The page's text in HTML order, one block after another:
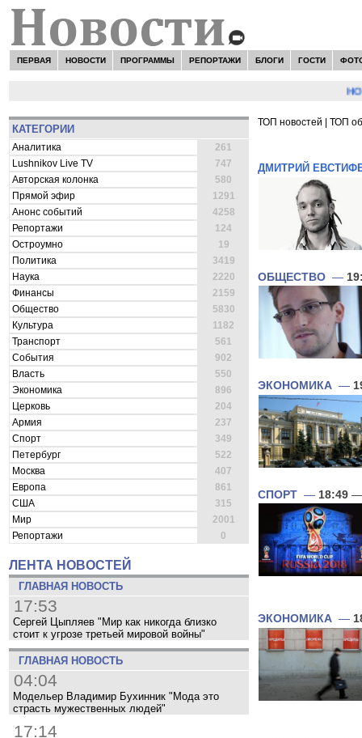
ПЕРВАЯ НОВОСТИ ПРОГРАММЫ РЕПОРТАЖИ БЛОГИ ГОСТИ
КАТЕГОРИИ
Аналитика
261
Lushnikov Live TV
747
Авторская колонка
580
Прямой эфир
1291
Анонс событий
4258
Репортажи
124
Остроумно
19
Политика
3419
Наука
2220
Финансы
2159
Общество
5830
Культура
1182
Транспорт
561
События
902
Власть
550
Экономика
896
Церковь
204
Армия
237
Спорт
349
Петербург
522
Москва
407
Европа
861
США
315
Мир
2001
Репортажи
0
ЛЕНТА НОВОСТЕЙ
ГЛАВНАЯ НОВОСТЬ
17:53
Сергей Цыпляев "Мир как никогда близко
стоит к угрозе третьей мировой войны"
ГЛАВНАЯ НОВОСТЬ
04:04
Модельер Владимир Бухинник "Мода это
страсть мужественных людей"
17:14
ТОП новостей ТОП
ДМИТРИЙ
ОБЩЕСТВО —
ЭКОНОМИКА —
СПОРТ — 18:49 —
ЭКОНОМИКА —